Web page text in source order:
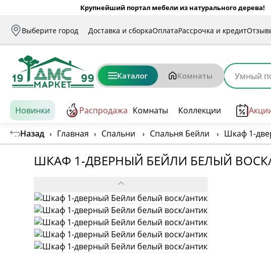
Крупнейший портал мебели из натурального дерева!
Выберите город Доставка и сборкаОплатаРассрочка и кредит
Каталог Комнаты
Новинки Распродажа Комнаты Коллекции
Назад › Главная › Спальни › Спальня Бейли › Шкаф 1-
ШКАФ 1-ДВЕРНЫЙ БЕЙЛИ БЕЛЫЙ